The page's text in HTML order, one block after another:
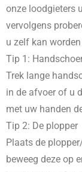
onze loodgieters
vervolgens
u zelf kan
Tip 1:
Trek lange
in de afvoer of u
met uw handen
Tip 2: De plopper
Plaats de
beweeg deze op